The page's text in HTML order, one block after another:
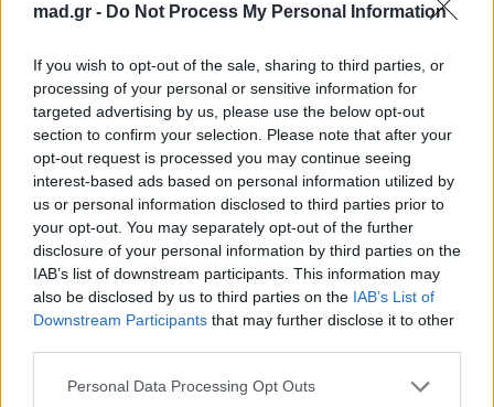
mad.gr - Do Not Process My Personal Information
If you wish to opt-out of the sale, sharing to third parties, or
processing of your personal or sensitive information for
targeted advertising by us, please use the below opt-out
section to confirm your selection. Please note that after your
opt-out request is processed you may continue seeing
interest-based ads based on personal information utilized by
us or personal information disclosed to third parties prior to
your opt-out. You may separately opt-out of the further
disclosure of your personal information by third parties on the
IAB’s list of downstream participants. This information may
also be disclosed by us to third parties on the IAB’s List of
Downstream Participants that may further disclose it to other
Personal Data Processing Opt Outs
All Videos
Ο Σπύρος Σαμοΐλης
κάνει push ups!
29.06.2017
All Videos
Survivor: Σάλος με το
βίντεο από το
αγώνισμα της
Κυριακής – Υπήρξε
παραβίαση κανόνων;
26.06.2017